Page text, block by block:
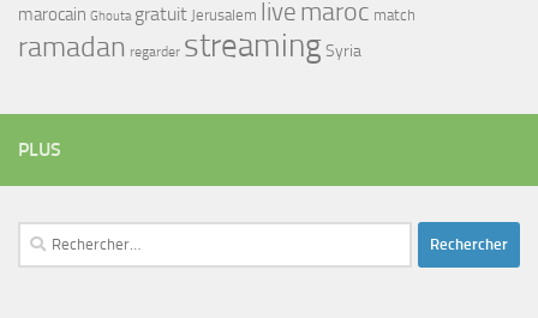
marocain Ghouta gratuit Jerusalem live maroc match
ramadan regarder streamingSyria
PLUS
Rechercher :